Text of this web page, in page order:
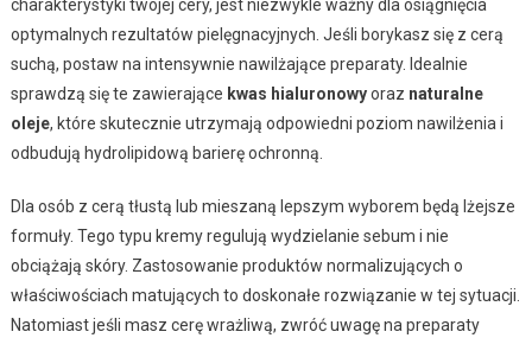
charakterystyki twojej cery, jest niezwykle ważny dla osiągnięcia
optymalnych rezultatów pielęgnacyjnych. Jeśli borykasz się z cerą
suchą, postaw na intensywnie nawilżające preparaty. Idealnie
sprawdzą się te zawierające kwas hialuronowyoraz naturalne
oleje, które skutecznie utrzymają odpowiedni poziom nawilżenia i
odbudują hydrolipidową barierę ochronną.
Dla osób z cerą tłustą lub mieszaną lepszym wyborem będą lżejsze
formuły. Tego typu kremy regulują wydzielanie sebum i nie
obciążają skóry. Zastosowanie produktów normalizujących o
właściwościach matujących to doskonałe rozwiązanie w tej sytuacji.
Natomiast jeśli masz cerę wrażliwą, zwróć uwagę na preparaty